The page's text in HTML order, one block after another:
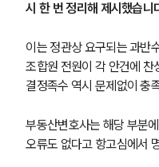
시 한 번 정리해 제시했습니
이는 정관상 요구되는 과반
조합원 전원이 각 안건에 찬
결정족수 역시 문제없이 충
부동산변호사는 해당 부분
오류도 없다고 항고심에서